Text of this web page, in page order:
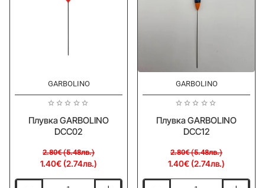
-50%GARBOLINO
Плувка GARBOLINO
DCC02
1.40€ (2.74лв.)
2.80€ (5.48лв.)
-50%GARBOLINO
Плувка GARBOLINO
DCC12
1.40€ (2.74лв.)
2.80€ (5.48лв.)